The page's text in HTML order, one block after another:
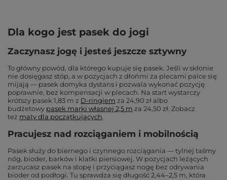
Dla kogo jest pasek do jogi
Zaczynasz jogę i jesteś jeszcze sztywny
To główny powód, dla którego kupuje się pasek. Jeśli w skłonie
nie dosięgasz stóp, a w pozycjach z dłońmi za plecami palce się
mijają — pasek domyka dystans i pozwala wykonać pozycję
poprawnie, bez kompensacji w plecach. Na start wystarczy
krótszy pasek 1,83 m z D-ringiem za 24,90 zł albo
budżetowy pasek marki własnej 2,5 m za 24,50 zł. Zobacz
też maty dla początkujących.
Pracujesz nad rozciąganiem i mobilnością
Pasek służy do biernego i czynnego rozciągania — tylnej taśmy
nóg, bioder, barków i klatki piersiowej. W pozycjach leżących
zarzucasz pasek na stopę i przyciągasz nogę bez odrywania
bioder od podłogi. Tu sprawdza się długość 2,44–2,5 m, która